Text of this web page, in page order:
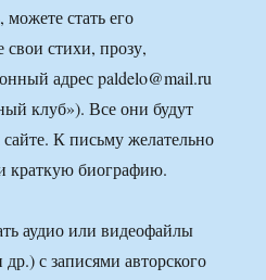
стать его
стихи, прозу,
адрес paldelo@mail.ru
клуб»). Все они будут
К письму желательно
краткую биографию.
аудио или видеофайлы
с записями авторского